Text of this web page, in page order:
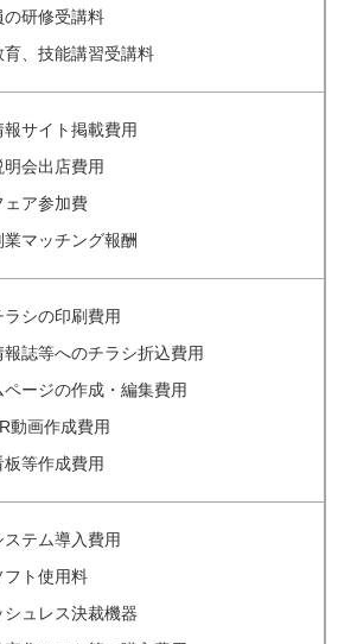
の研修受講料
育、技能講習受講料
報サイト掲載費用
明会出店費用
ェア参加費
業マッチング報酬
ラシの印刷費用
報誌等へのチラシ折込費用
ページの作成・編集費用
動画作成費用
板等作成費用
ステム導入費用
フト使用料
シュレス決裁機器